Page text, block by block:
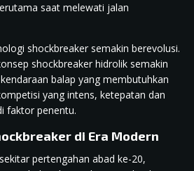
saat melewati jalan
shockbreaker semakin berevolusi.
shockbreaker hidrolik semakin
balap yang membutuhkan
yang intens, ketepatan dan
faktor penentu.
di Era Modern
pertengahan abad ke-20,